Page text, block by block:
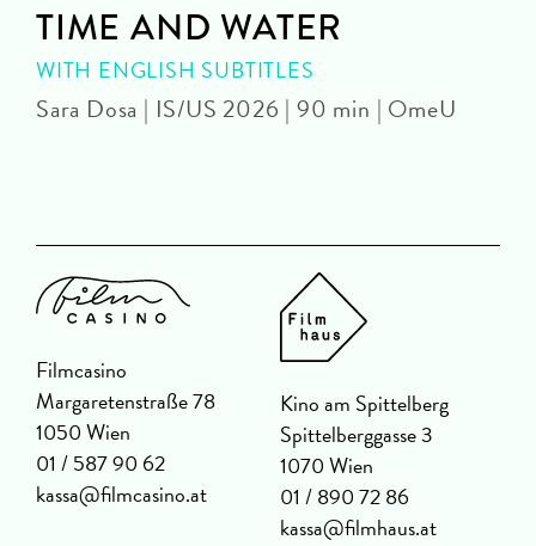
TIME AND WATER
WITH ENGLISH SUBTITLES
Sara Dosa | IS/US 2026 | 90 min | OmeU
Filmcasino
Margaretenstraße 78
1050 Wien
01 / 587 90 62
kassa@filmcasino.at
Kino am Spittelberg
Spittelberggasse 3
1070 Wien
01 / 890 72 86
kassa@filmhaus.at